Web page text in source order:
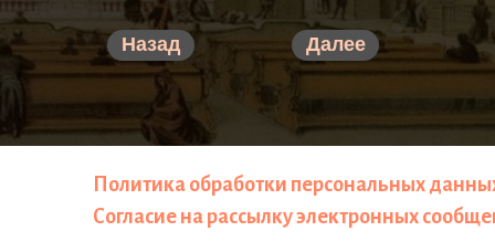
Далее
Назад
Согласие на рассылку электронных
Политика обработки персональных